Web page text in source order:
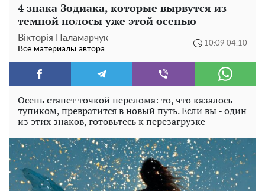
4 знака Зодиака, которые вырвутся из
темной полосы уже этой осенью
Вікторія Паламарчук
Все материалы автора
10:09 04.10
Осень станет точкой перелома: то, что казалось
тупиком, превратится в новый путь. Если вы - один
из этих знаков, готовьтесь к перезагрузке